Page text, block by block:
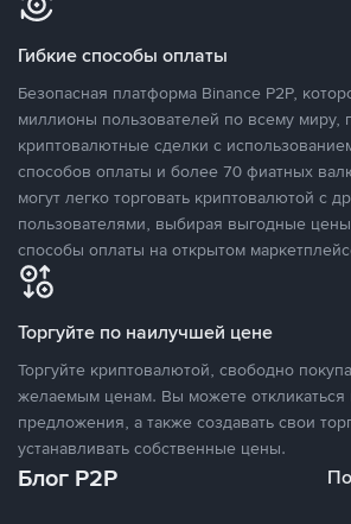
Гибкие способы оплаты
Безопасная платформа Binance P2P,
миллионы пользователей по всему миру,
криптовалютные сделки с
способов оплаты и более 70 фиатных
могут легко торговать криптовалютой с
пользователями, выбирая выгодные
способы оплаты на открытом
Торгуйте по наилучшей цене
Торгуйте криптовалютой, свободно
желаемым ценам. Вы можете
предложения, а также создавать свои
устанавливать собственные цены.
Блог P2P